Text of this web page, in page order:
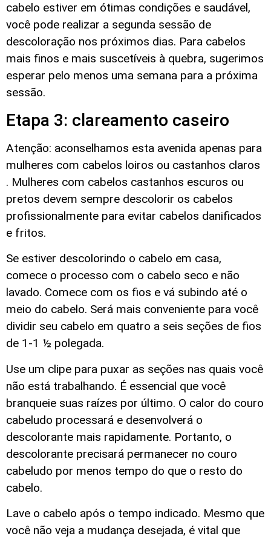
cabelo estiver em ótimas condições e saudável,
você pode realizar a segunda sessão de
descoloração nos próximos dias. Para cabelos
mais finos e mais suscetíveis à quebra, sugerimos
esperar pelo menos uma semana para a próxima
sessão.
Etapa 3: clareamento caseiro
Atenção: aconselhamos esta avenida apenas para
mulheres com cabelos loiros ou castanhos claros
. Mulheres com cabelos castanhos escuros ou
pretos devem sempre descolorir os cabelos
profissionalmente para evitar cabelos danificados
e fritos.
Se estiver descolorindo o cabelo em casa,
comece o processo com o cabelo seco e não
lavado. Comece com os fios e vá subindo até o
meio do cabelo. Será mais conveniente para você
dividir seu cabelo em quatro a seis seções de fios
de 1-1 ½ polegada.
Use um clipe para puxar as seções nas quais você
não está trabalhando. É essencial que você
branqueie suas raízes por último. O calor do couro
cabeludo processará e desenvolverá o
descolorante mais rapidamente. Portanto, o
descolorante precisará permanecer no couro
cabeludo por menos tempo do que o resto do
cabelo.
Lave o cabelo após o tempo indicado. Mesmo que
você não veja a mudança desejada, é vital que